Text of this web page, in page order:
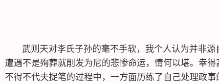
武则天对李氏子孙的毫不手软，我个人认为并非源
遭遇不是殉葬就削发为尼的悲惨命运，情何以堪。幸
不得不代夫捉笔的过程中，一方面历练了自己处理政